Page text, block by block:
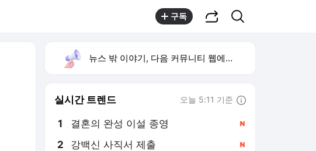
구독
뉴스 밖 이야기, 다음 커뮤니티 웹에서 보기
실시간 트렌드 오늘 5:11 기준
1 결혼의 완성 이설 종영
2 강백신 사직서 제출